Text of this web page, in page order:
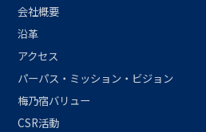
会社概要
沿革
アクセス
パーパス・ミッション・ビジョン
梅乃宿バリュー
CSR活動